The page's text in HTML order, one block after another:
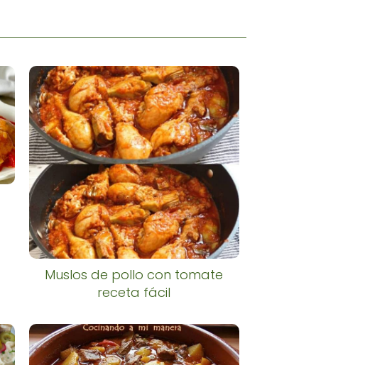
Muslos de pollo con tomate
receta fácil